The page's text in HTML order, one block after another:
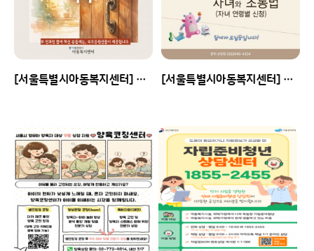
[서울특별시아동복지센터] 2026년 제3기 부모집단상담(온라인) 신청 안내 [서울특별시아동복지센터] 2026년 8,9월 대면 양육지원 부모교육 신청 안내